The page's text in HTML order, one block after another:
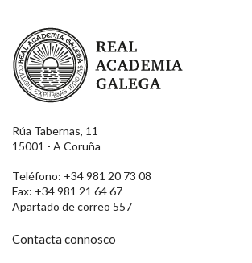
Real Academia Galega
Rúa Tabernas, 11
15001 - A Coruña
Teléfono: +34 981 20 73 08
Fax: +34 981 21 64 67
Apartado de correo 557
Contacta connosco